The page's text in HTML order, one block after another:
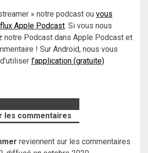
» notre podcast ou vous
Apple Podcast. Si vous nous
notre Podcast dans Apple Podcast et
! Sur Android, nous vous
l’application (gratuite)
les commentaires
reviennent sur les commentaires